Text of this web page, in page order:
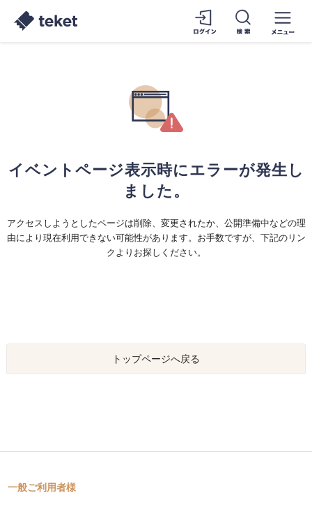
イベントページ表示時にエラーが発生し
ました。
アクセスしようとしたページは削除、変更されたか、公開準備中などの理
由により現在利用できない可能性があります。お手数ですが、下記のリン
クよりお探しください。
トップページへ戻る
一般ご利用者様